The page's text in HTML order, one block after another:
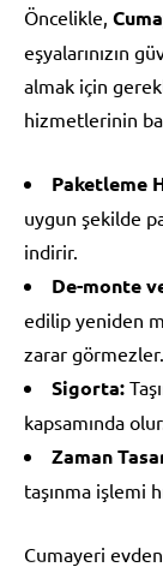
Öncelikle,
eşyalarınızın
almak için
hizmetlerinin
Paketleme
uygun şekilde
indirir.
De-monte
edilip yeniden
zarar görmezler.
Sigorta:
kapsamında
Zaman
taşınma işlemi
Cumayeri